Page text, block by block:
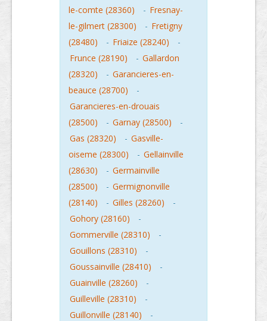
le-comte (28360)
- Fresnay-
le-gilmert (28300)
- Fretigny
(28480)
- Friaize (28240)
-
Frunce (28190)
- Gallardon
(28320)
- Garancieres-en-
beauce (28700)
-
Garancieres-en-drouais
(28500)
- Garnay (28500)
-
Gas (28320)
- Gasville-
oiseme (28300)
- Gellainville
(28630)
- Germainville
(28500)
- Germignonville
(28140)
- Gilles (28260)
-
Gohory (28160)
-
Gommerville (28310)
-
Gouillons (28310)
-
Goussainville (28410)
-
Guainville (28260)
-
Guilleville (28310)
-
Guillonville (28140)
-